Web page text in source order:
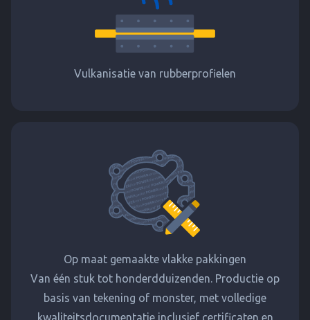
Vulkanisatie van rubberprofielen
Op maat gemaakte vlakke pakkingen
Van één stuk tot honderdduizenden. Productie op
basis van tekening of monster, met volledige
kwaliteitsdocumentatie inclusief certificaten en